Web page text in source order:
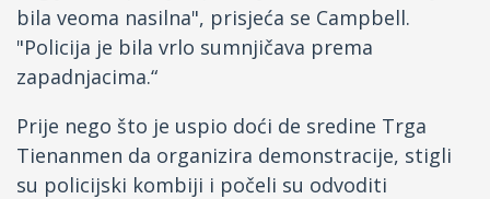
bila veoma nasilna", prisjeća se Campbell.
"Policija je bila vrlo sumnjičava prema
zapadnjacima.“
Prije nego što je uspio doći de sredine Trga
Tienanmen da organizira demonstracije, stigli
su policijski kombiji i počeli su odvoditi